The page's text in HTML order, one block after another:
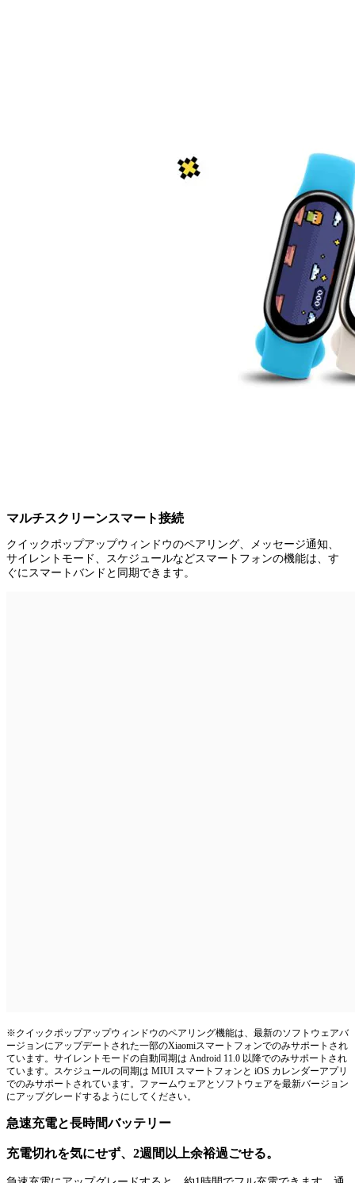
マルチスクリーンスマート接続
クイックポップアップウィンドウのペアリング、メッセージ通知、
サイレントモード、スケジュールなどスマートフォンの機能は、す
ぐにスマートバンドと同期できます。
※クイックポップアップウィンドウのペアリング機能は、最新のソフトウェアバ
ージョンにアップデートされた一部のXiaomiスマートフォンでのみサポートされ
ています。サイレントモードの自動同期は Android 11.0 以降でのみサポートされ
ています。スケジュールの同期は MIUI スマートフォンと iOS カレンダーアプリ
でのみサポートされています。ファームウェアとソフトウェアを最新バージョン
にアップグレードするようにしてください。
急速充電と長時間バッテリー
充電切れを気にせず、2週間以上余裕過ごせる。